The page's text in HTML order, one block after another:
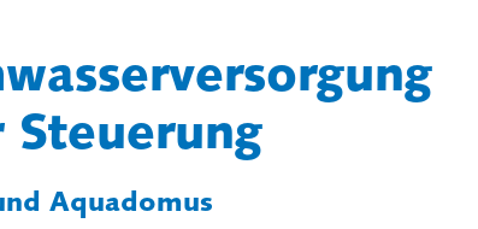
Aquadomus